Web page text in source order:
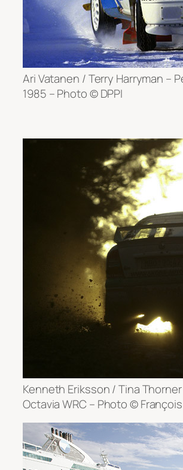
Ari Vatanen / Terry Harryman –
1985 – Photo © DPPI
Kenneth Eriksson / Tina
Octavia WRC – Photo ©